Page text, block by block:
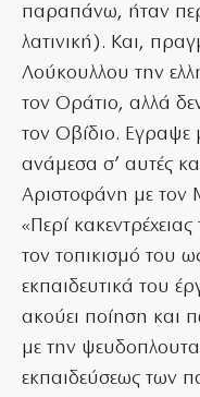
παραπάνω, ήταν
λατινική). Και,
Λούκουλλου την
τον Οράτιο, αλλά
τον Οβίδιο. Εγραψε
ανάμεσα σ’ αυτές
Αριστοφάνη με τον
«Περί
τον τοπικισμό του
εκπαιδευτικά του
ακούει ποίηση και
με την
εκπαιδεύσεως των